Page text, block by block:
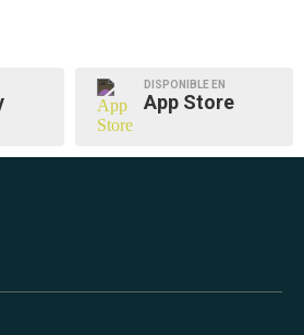
DISPONIBLE EN
App Store